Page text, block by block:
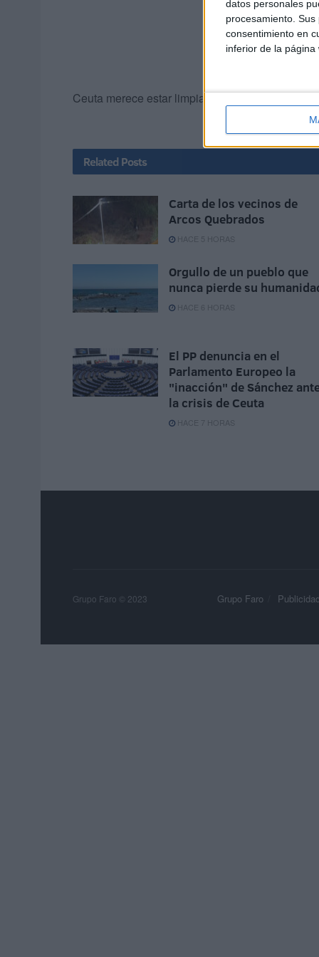
datos personales
procesamiento.
consentimiento en
inferior de la página
Ceuta merece estar limpia. Y los ceutíes
Related Posts
Carta de los vecinos de
Arcos Quebrados
HACE 5 HORAS
Orgullo de un pueblo que
nunca pierde su
HACE 6 HORAS
El PP denuncia en el
Parlamento Europeo la
"inacción" de Sánchez
la crisis de Ceuta
HACE 7 HORAS
Grupo Faro Publicidad
Grupo Faro © 2023